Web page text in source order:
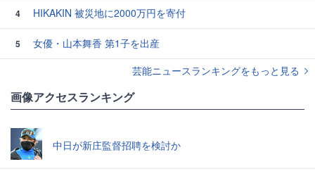
4 HIKAKIN 被災地に2000万円を寄付
5
女優・山本舞香 第1子を出産
芸能ニュースランキングをもっと見る
画像アクセスランキング
中日が新庄監督招聘を検討か